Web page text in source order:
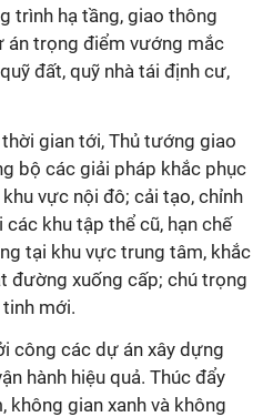
trình hạ tầng, giao thông
án trọng điểm vướng mắc
đất, quỹ nhà tái định cư,
gian tới, Thủ tướng giao
bộ các giải pháp khắc phục
vực nội đô; cải tạo, chỉnh
khu tập thể cũ, hạn chế
tại khu vực trung tâm, khắc
đường xuống cấp; chú trọng
mới.
công các dự án xây dựng
hành hiệu quả. Thúc đẩy
không gian xanh và không